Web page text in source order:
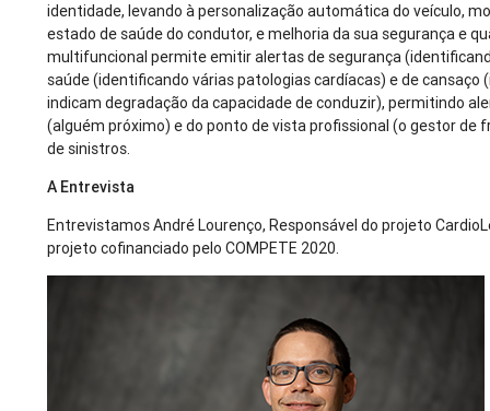
identidade, levando à personalização automática do veículo,
estado de saúde do condutor, e melhoria da sua segurança e
multifuncional permite emitir alertas de segurança
saúde (identificando várias patologias cardíacas) e de cansaço
indicam degradação da capacidade de conduzir), permitindo
(alguém próximo) e do ponto de vista profissional (o gestor de
de sinistros.
A Entrevista
Entrevistamos André Lourenço, Responsável do projeto
projeto cofinanciado pelo COMPETE 2020.